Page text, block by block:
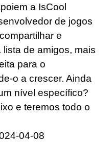
a IsCool
de jogos
e
de amigos, mais
para o
o a crescer. Ainda
nível específico?
e teremos todo o
04-08